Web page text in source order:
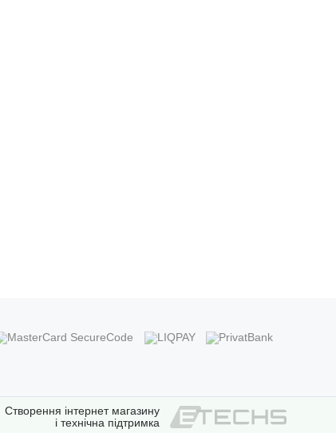
Створення інтернет магазину
і технічна підтримка